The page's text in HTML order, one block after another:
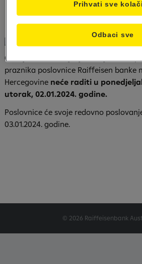
Obavještavamo cijenjene klijente da
praznika poslovnice Raiffeisen banke
Hercegovine neće raditi u
utorak, 02.01.2024. godine.
Poslovnice će svoje redovno
03.01.2024. godine.
© 2026 Raiffeisenbank
Odbaci sve
Prihvati sve